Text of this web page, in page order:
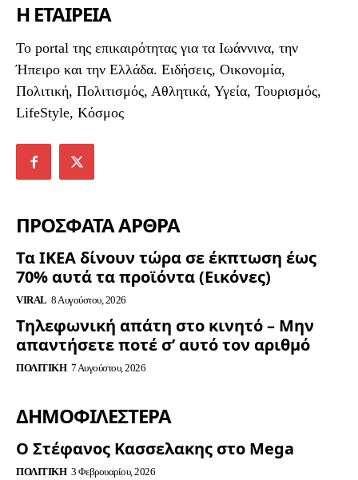
Η ΕΤΑΙΡΕΙΑ
To portal της επικαιρότητας για τα Ιωάννινα, την
Ήπειρο και την Ελλάδα. Ειδήσεις, Οικονομία,
Πολιτική, Πολιτισμός, Αθλητικά, Υγεία, Τουρισμός,
LifeStyle, Κόσμος
ΠΡΟΣΦΑΤΑ ΑΡΘΡΑ
Τα ΙΚΕΑ δίνουν τώρα σε έκπτωση έως
70% αυτά τα προϊόντα (Εικόνες)
VIRAL 8 Αυγούστου, 2026
Τηλεφωνική απάτη στο κινητό – Μην
απαντήσετε ποτέ σ’ αυτό τον αριθμό
ΠΟΛΙΤΙΚΉ 7 Αυγούστου, 2026
ΔΗΜΟΦΙΛΈΣΤΕΡΑ
Ο Στέφανος Κασσελακης στο Mega
ΠΟΛΙΤΙΚΉ 3 Φεβρουαρίου, 2026